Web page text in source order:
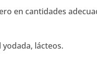
en cantidades
lácteos.